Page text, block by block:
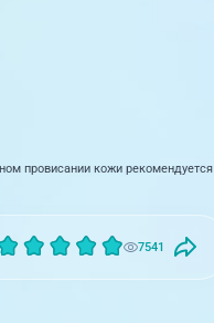
провисании кожи рекомендуется
7541